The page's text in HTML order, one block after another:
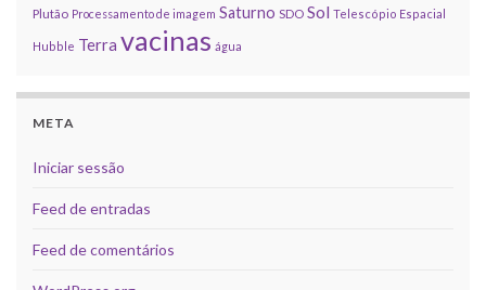
Plutão Processamento de imagem Saturno SDO Sol Telescópio Espacial
Hubble Terra vacinas água
META
Iniciar sessão
Feed de entradas
Feed de comentários